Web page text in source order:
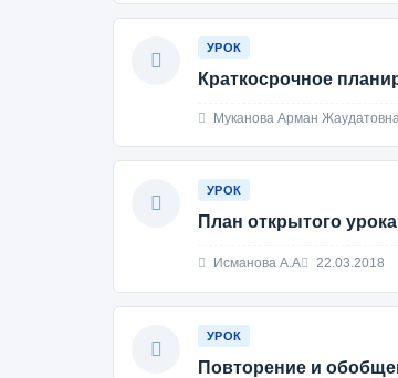
УРОК
Краткосрочное
Муканова Арман
УРОК
План открытого
Исманова А.А 22.03.2018
УРОК
Повторение и